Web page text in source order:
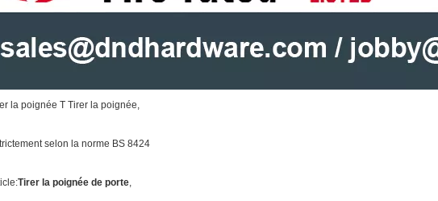
la poignée T Tirer la poignée,
selon la norme BS 8424
Tirer la poignée de porte,